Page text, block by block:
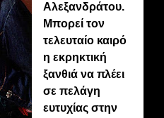
Αλεξανδράτου.
Μπορεί τον
τελευταίο καιρό
η εκρηκτική
ξανθιά να πλέει
σε πελάγη
ευτυχίας στην